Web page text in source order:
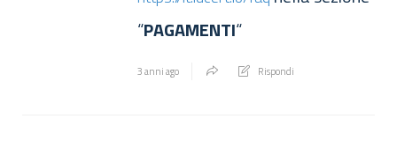
“PAGAMENTI“
3 anni ago Rispondi